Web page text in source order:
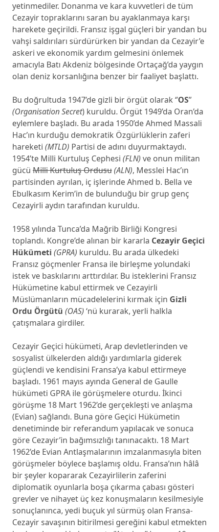
yetinmediler. Donanma ve kara kuvvetleri de tüm
Cezayir topraklarını saran bu ayaklanmaya karşı
harekete geçirildi. Fransız işgal güçleri bir yandan bu
vahşi saldırıları sürdürürken bir yandan da Cezayir’e
askeri ve ekonomik yardım gelmesini önlemek
amacıyla Batı Akdeniz bölgesinde Ortaçağ’da yaygın
olan deniz korsanlığına benzer bir faaliyet başlattı.
Bu doğrultuda 1947’de gizli bir örgüt olarak ‘’OS’’
(Organisation Secret) kuruldu. Örgüt 1949’da Oran’da
eylemlere başladı. Bu arada 1950’de Ahmed Massali
Hac’ın kurduğu demokratik Özgürlüklerin zaferi
hareketi (MTLD) Partisi de adını duyurmaktaydı.
1954’te Milli Kurtuluş Cephesi (FLN) ve onun militan
gücüMilli Kurtuluş Ordusu(ALN), Messlei Hac’ın
partisinden ayrılan, iç işlerinde Ahmed b. Bella ve
Ebulkasım Kerim’in de bulunduğu bir grup genç
Cezayirli aydın tarafından kuruldu.
1958 yılında Tunca’da Mağrib Birliği Kongresi
toplandı. Kongre’de alınan bir kararla Cezayir Geçici
Hükümeti (GPRA) kuruldu. Bu arada ülkedeki
Fransız göçmenler Fransa ile birleşme yolundaki
istek ve baskılarını arttırdılar. Bu isteklerini Fransız
Hükümetine kabul ettirmek ve Cezayirli
Müslümanların mücadelelerini kırmak için Gizli
Ordu Örgütü (OAS) ‘nü kurarak, yerli halkla
çatışmalara girdiler.
Cezayir Geçici hükümeti, Arap devletlerinden ve
sosyalist ülkelerden aldığı yardımlarla giderek
güçlendi ve kendisini Fransa’ya kabul ettirmeye
başladı. 1961 mayıs ayında General de Gaulle
hükümeti GPRA ile görüşmelere oturdu. İkinci
görüşme 18 Mart 1962’de gerçekleşti ve anlaşma
(Evian) sağlandı. Buna göre Geçici Hükümetin
denetiminde bir referandum yapılacak ve sonuca
göre Cezayir’in bağımsızlığı tanınacaktı. 18 Mart
1962’de Evian Antlaşmalarının imzalanmasıyla biten
görüşmeler böylece başlamış oldu. Fransa’nın hâlâ
bir şeyler kopararak Cezayirlilerin zaferini
diplomatik oyunlarla boşa çıkarma çabası gösteri
grevler ve nihayet üç kez konuşmaların kesilmesiyle
sonuçlanınca, yedi buçuk yıl sürmüş olan Fransa-
Cezayir savaşının bitirilmesi gereğini kabul etmekten